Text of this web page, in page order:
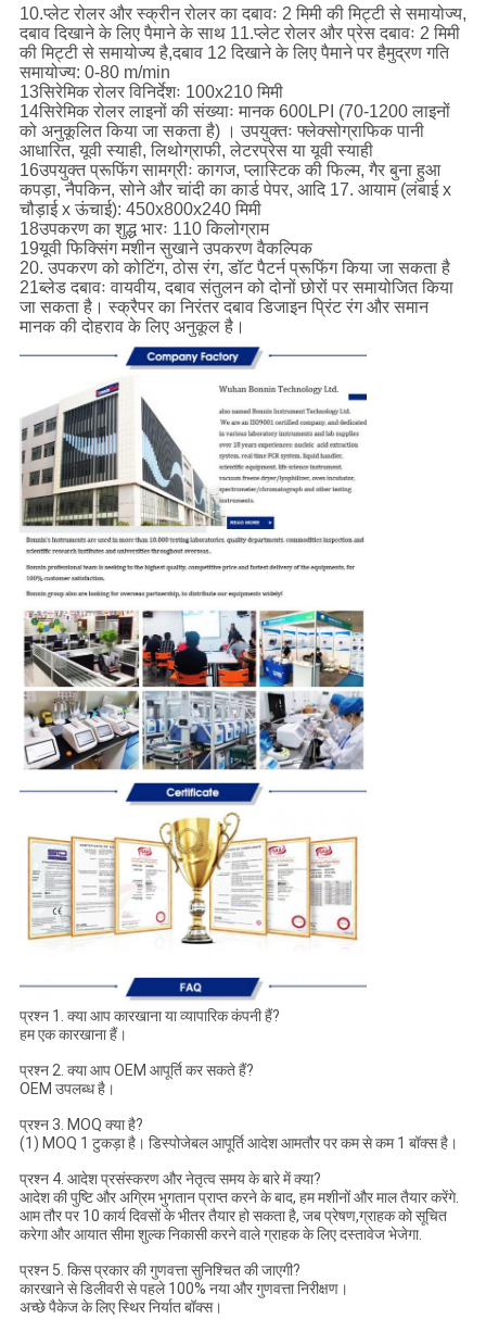
10.प्लेट रोलर और स्क्रीन रोलर का दबावः 2 मिमी की मिट्टी से समायोज्य,
दबाव दिखाने के लिए पैमाने के साथ 11.प्लेट रोलर और प्रेस दबावः 2 मिमी
की मिट्टी से समायोज्य है,दबाव 12 दिखाने के लिए पैमाने पर हैमुद्रण गति
समायोज्य: 0-80 m/min
13सिरेमिक रोलर विनिर्देशः 100x210 मिमी
14सिरेमिक रोलर लाइनों की संख्याः मानक 600LPI (70-1200 लाइनों
को अनुकूलित किया जा सकता है) । उपयुक्तः फ्लेक्सोग्राफिक पानी
आधारित, यूवी स्याही, लिथोग्राफी, लेटरप्रेस या यूवी स्याही
16उपयुक्त प्रूफिंग सामग्रीः कागज, प्लास्टिक की फिल्म, गैर बुना हुआ
कपड़ा, नैपकिन, सोने और चांदी का कार्ड पेपर, आदि 17. आयाम (लंबाई x
चौड़ाई x ऊंचाई): 450x800x240 मिमी
18उपकरण का शुद्ध भारः 110 किलोग्राम
19यूवी फिक्सिंग मशीन सुखाने उपकरण वैकल्पिक
20. उपकरण को कोटिंग, ठोस रंग, डॉट पैटर्न प्रूफिंग किया जा सकता है
21ब्लेड दबावः वायवीय, दबाव संतुलन को दोनों छोरों पर समायोजित किया
जा सकता है। स्क्रैपर का निरंतर दबाव डिजाइन प्रिंट रंग और समान
मानक की दोहराव के लिए अनुकूल है।
प्रश्न 1. क्या आप कारखाना या व्यापारिक कंपनी हैं?
हम एक कारखाना हैं।
प्रश्न 2. क्या आप OEM आपूर्ति कर सकते हैं?
OEM उपलब्ध है।
प्रश्न 3. MOQ क्या है?
(1) MOQ 1 टुकड़ा है। डिस्पोजेबल आपूर्ति आदेश आमतौर पर कम से कम 1 बॉक्स है।
प्रश्न 4. आदेश प्रसंस्करण और नेतृत्व समय के बारे में क्या?
आदेश की पुष्टि और अग्रिम भुगतान प्राप्त करने के बाद, हम मशीनों और माल तैयार करेंगे.
आम तौर पर 10 कार्य दिवसों के भीतर तैयार हो सकता है, जब प्रेषण,ग्राहक को सूचित
करेगा और आयात सीमा शुल्क निकासी करने वाले ग्राहक के लिए दस्तावेज भेजेगा.
प्रश्न 5. किस प्रकार की गुणवत्ता सुनिश्चित की जाएगी?
कारखाने से डिलीवरी से पहले 100% नया और गुणवत्ता निरीक्षण।
अच्छे पैकेज के लिए स्थिर निर्यात बॉक्स।